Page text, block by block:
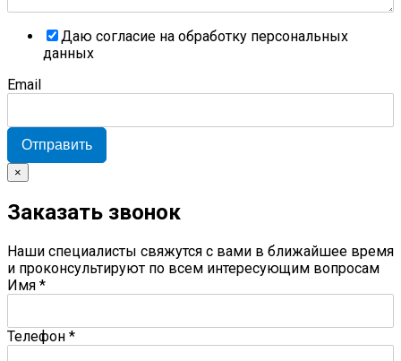
Даю согласие на обработку персональных
данных
Email
Отправить
×
Заказать звонок
Наши специалисты свяжутся с вами в ближайшее время
и проконсультируют по всем интересующим вопросам
Имя *
Телефон *